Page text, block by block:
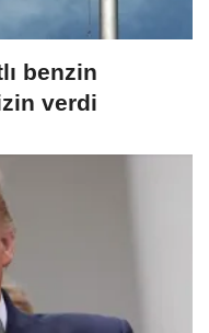
benzin
verdi